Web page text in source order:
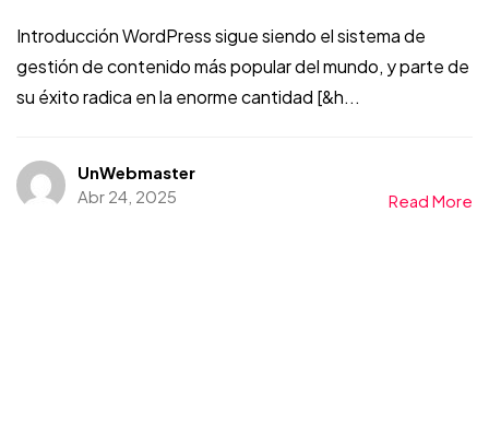
Introducción WordPress sigue siendo el sistema de
gestión de contenido más popular del mundo, y parte de
su éxito radica en la enorme cantidad [&h...
UnWebmaster
Abr 24, 2025
Read More